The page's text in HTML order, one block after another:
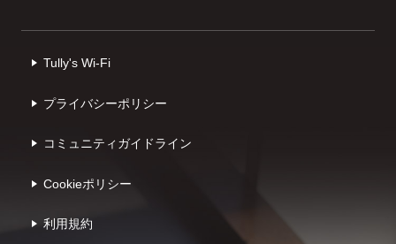
Tully's Wi-Fi
プライバシーポリシー
コミュニティガイドライン
Cookieポリシー
利⽤規約